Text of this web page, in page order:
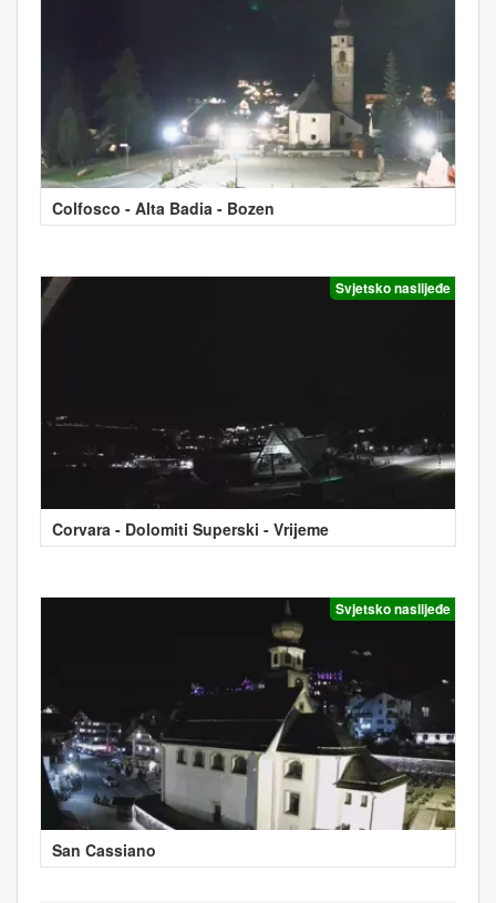
Colfosco - Alta Badia - Bozen
Svjetsko naslijeđe
Corvara - Dolomiti Superski - Vrijeme
Svjetsko naslijeđe
San Cassiano